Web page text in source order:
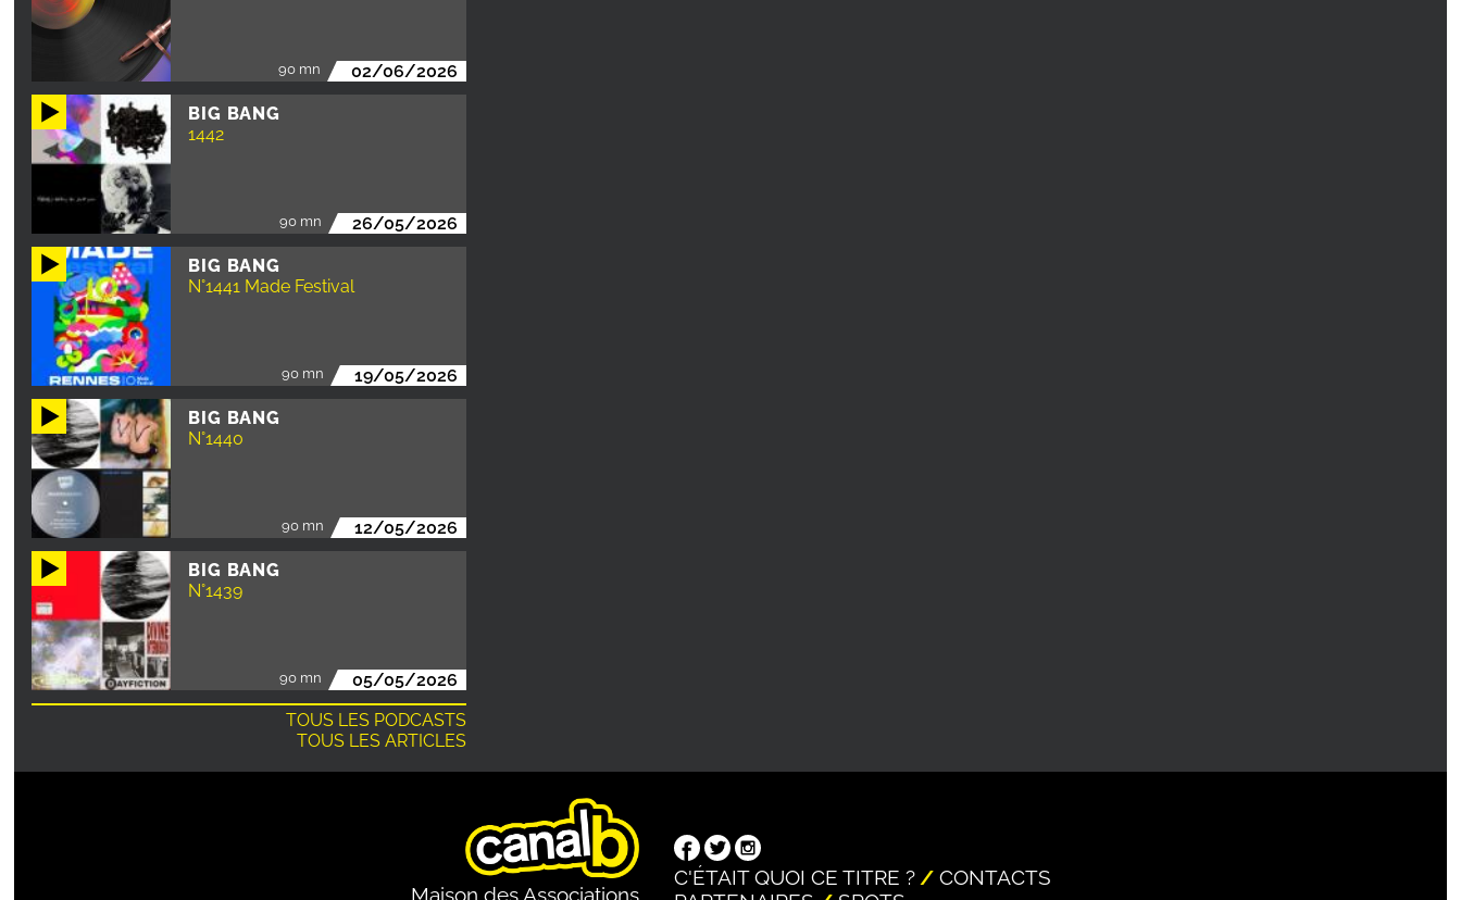
90 mn 02/06/2026
BIG BANG
1442
90 mn 26/05/2026
BIG BANG
N°1441 Made Festival
90 mn 19/05/2026
BIG BANG
N°1440
90 mn 12/05/2026
BIG BANG
N°1439
90 mn
05/05/2026
TOUS LES PODCASTS
TOUS LES ARTICLES
Maison des Associations
C'ÉTAIT QUOI CE TITRE ?
CONTACTS